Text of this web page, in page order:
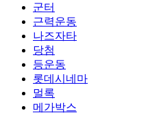
군터
근력운동
나즈자타
당첨
등운동
롯데시네마
멀록
메가박스